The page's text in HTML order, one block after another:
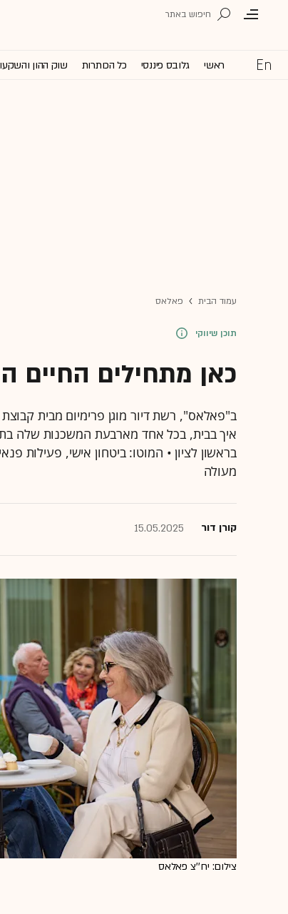
ראשי גלובס פיננסי כל הכותרות שוק ההון
עמוד הבית פאלאס
תוכן שיווקי
כאן מתחילים החיים
ב"פאלאס", רשת דיור מוגן פרימיום מבית קבוצת
איך בבית, בכל אחד מארבעת המשכנות שלה בתל
בראשון לציון • המוטו: ביטחון אישי, פעילות
מעולה
קורן דור 15.05.2025
צילום: יח''צ פאלאס